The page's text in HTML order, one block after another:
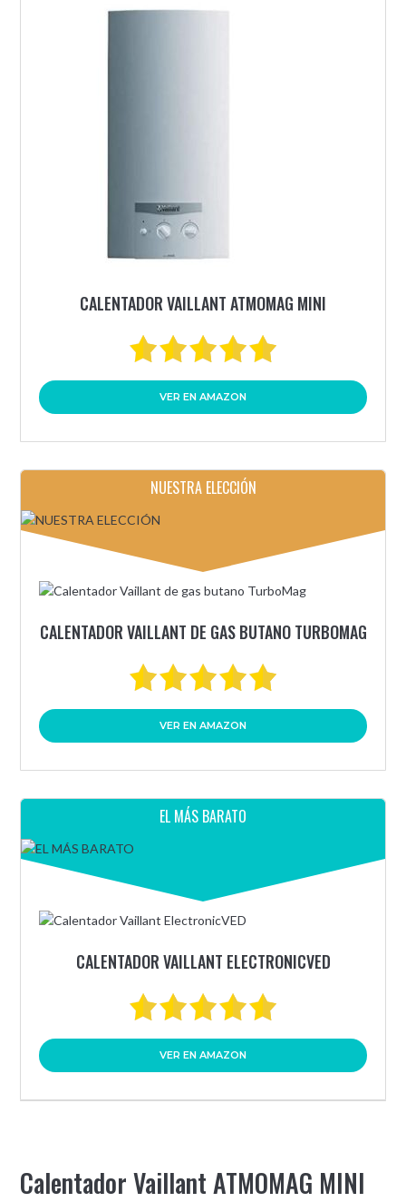
CALENTADOR VAILLANT ATMOMAG MINI
VER EN AMAZON
NUESTRA ELECCIÓN
CALENTADOR VAILLANT DE GAS BUTANO TURBOMAG
VER EN AMAZON
EL MÁS BARATO
CALENTADOR VAILLANT ELECTRONICVED
VER EN AMAZON
Calentador Vaillant ATMOMAG MINI